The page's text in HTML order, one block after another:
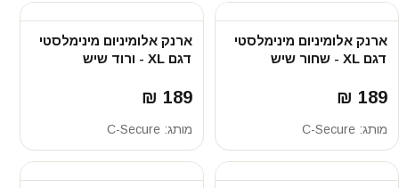
ארנק אלומיניום מינימלסטי
דגם XL - שחור שיש
189 ₪
מותג: C-Secure
ארנק אלומיניום מינימלסטי
דגם XL - ורוד שיש
189 ₪
מותג: C-Secure